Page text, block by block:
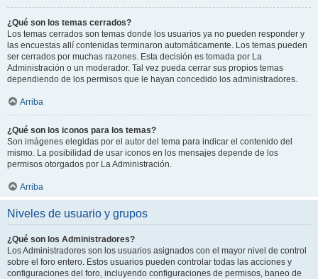
¿Qué son los temas cerrados?
Los temas cerrados son temas donde los usuarios ya no pueden responder y
las encuestas allí contenidas terminaron automáticamente. Los temas pueden
ser cerrados por muchas razones. Esta decisión es tomada por La
Administración o un moderador. Tal vez pueda cerrar sus propios temas
dependiendo de los permisos que le hayan concedido los administradores.
Arriba
¿Qué son los iconos para los temas?
Son imágenes elegidas por el autor del tema para indicar el contenido del
mismo. La posibilidad de usar iconos en los mensajes depende de los
permisos otorgados por La Administración.
Arriba
Niveles de usuario y grupos
¿Qué son los Administradores?
Los Administradores son los usuarios asignados con el mayor nivel de control
sobre el foro entero. Estos usuarios pueden controlar todas las acciones y
configuraciones del foro, incluyendo configuraciones de permisos, baneo de